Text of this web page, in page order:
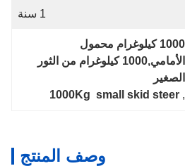
1 سنة
1000 كيلوغرام محمول
الأمامي,1000 كيلوغرام من الثور
الصغير
,
1000Kg  small skid steer
وصف المنتج